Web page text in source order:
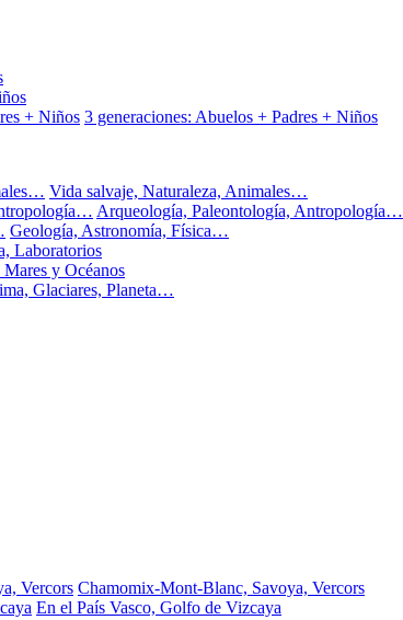
+ Niños 3 generaciones: Abuelos + Padres + Niños
Vida salvaje, Naturaleza, Animales…
Arqueología, Paleontología, Antropología…
Geología, Astronomía, Física…
Laboratorios
y Océanos
Glaciares, Planeta…
Vercors Chamomix-Mont-Blanc, Savoya, Vercors
En el País Vasco, Golfo de Vizcaya